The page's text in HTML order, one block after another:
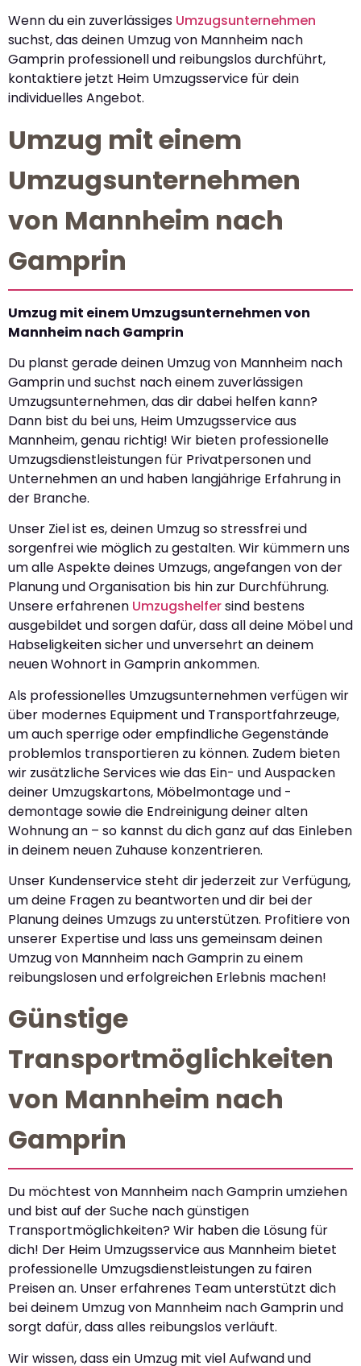
Wenn du ein zuverlässiges Umzugsunternehmen
suchst, das deinen Umzug von Mannheim nach
Gamprin professionell und reibungslos durchführt,
kontaktiere jetzt Heim Umzugsservice für dein
individuelles Angebot.
Umzug mit einem
Umzugsunternehmen
von Mannheim nach
Gamprin
Umzug mit einem Umzugsunternehmen von
Mannheim nach Gamprin
Du planst gerade deinen Umzug von Mannheim nach
Gamprin und suchst nach einem zuverlässigen
Umzugsunternehmen, das dir dabei helfen kann?
Dann bist du bei uns, Heim Umzugsservice aus
Mannheim, genau richtig! Wir bieten professionelle
Umzugsdienstleistungen für Privatpersonen und
Unternehmen an und haben langjährige Erfahrung in
der Branche.
Unser Ziel ist es, deinen Umzug so stressfrei und
sorgenfrei wie möglich zu gestalten. Wir kümmern uns
um alle Aspekte deines Umzugs, angefangen von der
Planung und Organisation bis hin zur Durchführung.
Unsere erfahrenen Umzugshelfersind bestens
ausgebildet und sorgen dafür, dass all deine Möbel und
Habseligkeiten sicher und unversehrt an deinem
neuen Wohnort in Gamprin ankommen.
Als professionelles Umzugsunternehmen verfügen wir
über modernes Equipment und Transportfahrzeuge,
um auch sperrige oder empfindliche Gegenstände
problemlos transportieren zu können. Zudem bieten
wir zusätzliche Services wie das Ein- und Auspacken
deiner Umzugskartons, Möbelmontage und -
demontage sowie die Endreinigung deiner alten
Wohnung an – so kannst du dich ganz auf das Einleben
in deinem neuen Zuhause konzentrieren.
Unser Kundenservice steht dir jederzeit zur Verfügung,
um deine Fragen zu beantworten und dir bei der
Planung deines Umzugs zu unterstützen. Profitiere von
unserer Expertise und lass uns gemeinsam deinen
Umzug von Mannheim nach Gamprin zu einem
reibungslosen und erfolgreichen Erlebnis machen!
Günstige
Transportmöglichkeiten
von Mannheim nach
Gamprin
Du möchtest von Mannheim nach Gamprin umziehen
und bist auf der Suche nach günstigen
Transportmöglichkeiten? Wir haben die Lösung für
dich! Der Heim Umzugsservice aus Mannheim bietet
professionelle Umzugsdienstleistungen zu fairen
Preisen an. Unser erfahrenes Team unterstützt dich
bei deinem Umzug von Mannheim nach Gamprin und
sorgt dafür, dass alles reibungslos verläuft.
Wir wissen, dass ein Umzug mit viel Aufwand und